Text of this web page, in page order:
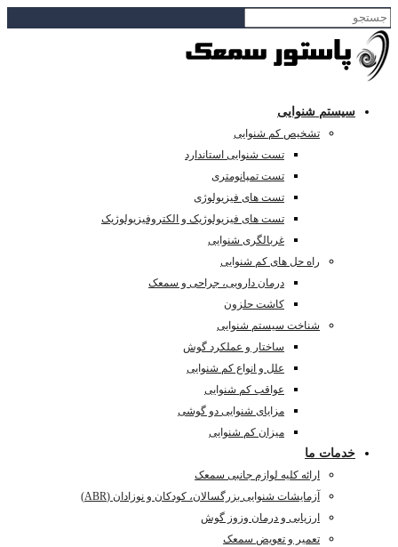
سیستم شنوایی
تشخیص کم شنوایی
تست شنوایی استاندارد
تست تمپانومتری
تست های فیزیولوژی
تست های فیزیولوژیک و الکتروفیزیولوژیک
غربالگری شنوایی
راه حل های کم شنوایی
درمان دارویی، جراحی و سمعک
کاشت حلزون
شناخت سیستم شنوایی
ساختار و عملکرد گوش
علل و انواع کم شنوایی
عواقب کم شنوایی
مزایای شنوایی دو گوشی
میزان کم شنوایی
خدمات ما
ارائه کلیه لوازم جانبی سمعک
آزمایشات شنوایی بزرگسالان، کودکان و نوزادان (ABR)
ارزیابی و درمان وزوز گوش
تعمیر و تعویض سمعک